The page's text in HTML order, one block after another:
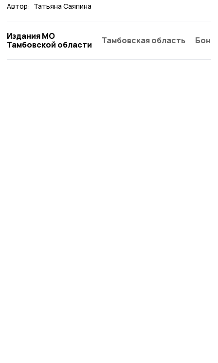
Автор: Татьяна Саяпина
Издания МО
Тамбовской области
Тамбовская область